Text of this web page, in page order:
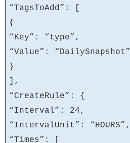
“TagsToAdd”: [
{
“Key”: “type”,
“Value”: “DailySnapshot”
}
],
“CreateRule”: {
“Interval”: 24,
“IntervalUnit”: “HOURS”,
“Times”: [